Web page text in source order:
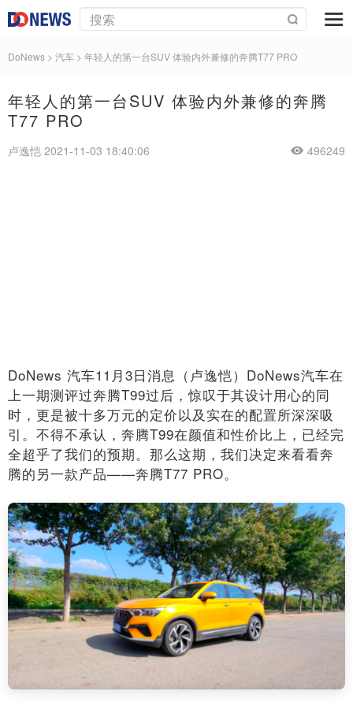
DoNews > 汽车 > 年轻人的第一台SUV 体验内外兼修的奔腾T77 PRO
年轻人的第一台SUV 体验内外兼修的奔腾
T77 PRO
卢逸恺 2021-11-03 18:40:06 496249
DoNews 汽车11月3日消息（卢逸恺）DoNews汽车在
上一期测评过奔腾T99过后，惊叹于其设计用心的同
时，更是被十多万元的定价以及实在的配置所深深吸
引。不得不承认，奔腾T99在颜值和性价比上，已经完
全超乎了我们的预期。那么这期，我们决定来看看奔
腾的另一款产品——奔腾T77 PRO。